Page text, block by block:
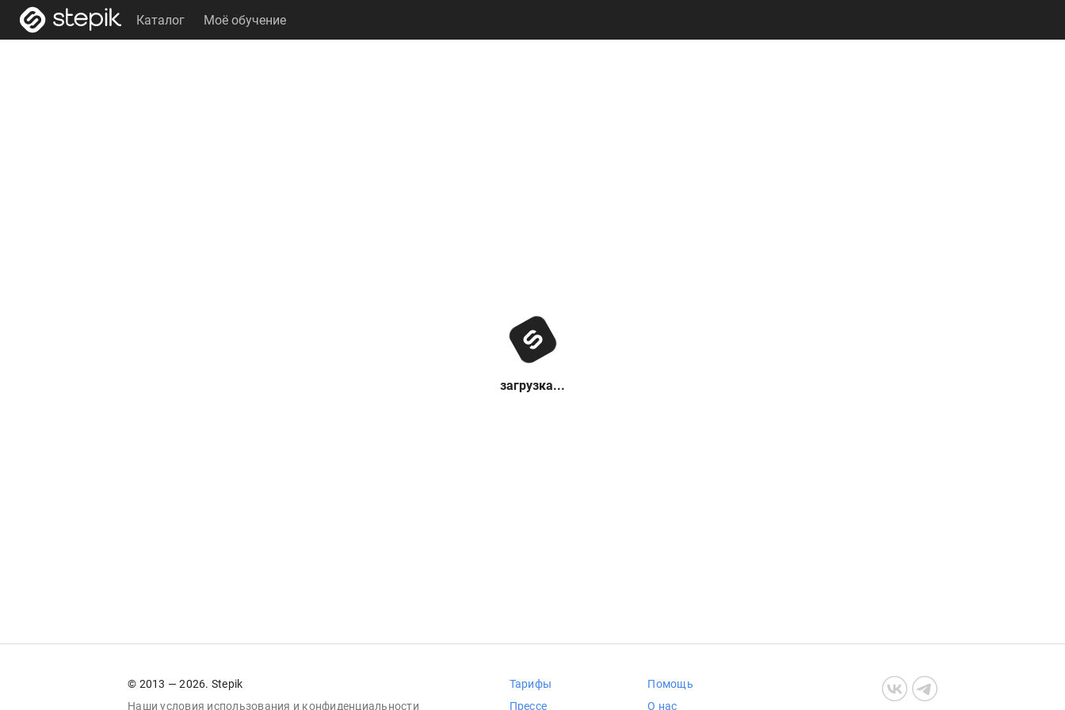
Каталог Моё обучение
загрузка...
© 2013 — 2026. Stepik
Наши условия использования и конфиденциальности
Тарифы
Прессе
Помощь
О нас